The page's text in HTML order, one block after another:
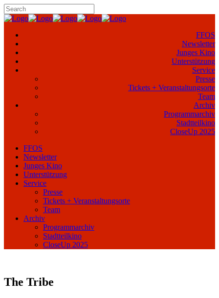
FFOS
Newsletter
Junges Kino
Unterstützung
Service
Presse
Tickets + Veranstaltungsorte
Team
Archiv
Programmarchiv
Stadtteilkino
CloseUp 2025
FFOS
Newsletter
Junges Kino
Unterstützung
Service
Presse
Tickets + Veranstaltungsorte
Team
Archiv
Programmarchiv
Stadtteilkino
CloseUp 2025
The Tribe